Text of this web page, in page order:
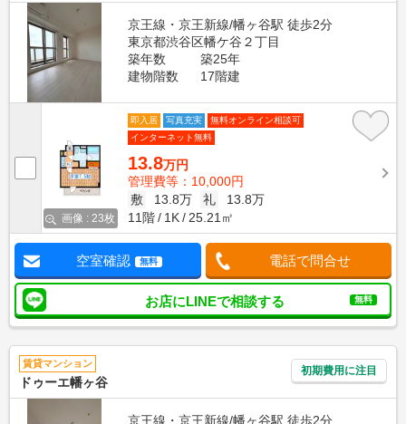
京王線・京王新線/幡ヶ谷駅 徒歩2分
東京都渋谷区幡ケ谷２丁目
築年数
築25年
建物階数
17階建
画像 : 23枚
即入居 写真充実
無料オンライン相談可
インターネット無料
13.8万円
管理費等：10,000円
敷
13.8万 礼
13.8万
11階
1K 25.21㎡
空室確認 無料 電話で問合せ
お店にLINEで相談する 無料
賃貸マンション
ドゥーエ幡ヶ谷
初期費用に注目
京王線・京王新線/幡ヶ谷駅 徒歩2分